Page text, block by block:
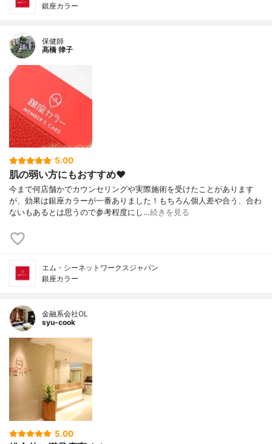
銀座カラー
保健師
高橋 律子
5.00
肌の弱い方にもおすすめ❤️
今まで何店舗かでカウンセリングや実際施術を受けたことがあります
が、効果は銀座カラーが一番ありました！もちろん個人差や合う、合わ
ないもあるとは思うので参考程度にし…続きを見る
エム・シーネットワークスジャパン
銀座カラー
金融系会社OL
syu-cook
5.00